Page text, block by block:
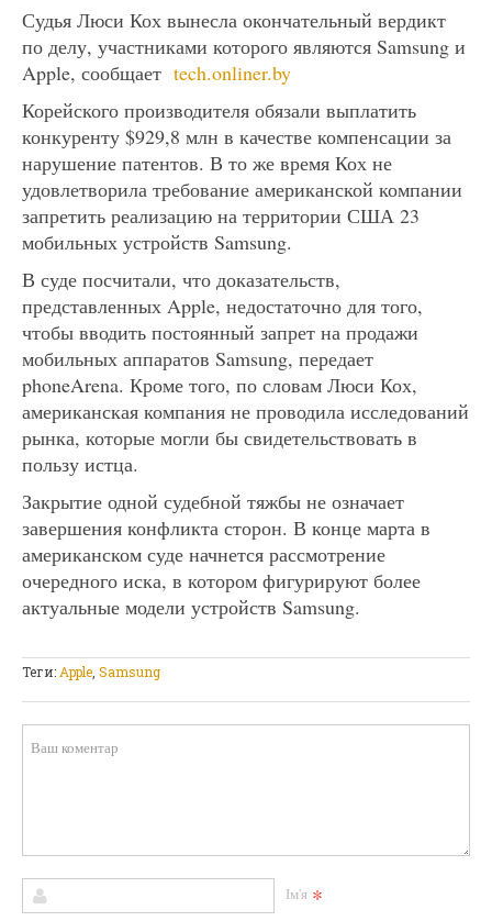
Судья Люси Кох вынесла окончательный вердикт
по делу, участниками которого являются Samsung и
Apple, сообщает tech.onliner.by
Корейского производителя обязали выплатить
конкуренту $929,8 млн в качестве компенсации за
нарушение патентов. В то же время Кох не
удовлетворила требование американской компании
запретить реализацию на территории США 23
мобильных устройств Samsung.
В суде посчитали, что доказательств,
представленных Apple, недостаточно для того,
чтобы вводить постоянный запрет на продажи
мобильных аппаратов Samsung, передает
phoneArena. Кроме того, по словам Люси Кох,
американская компания не проводила исследований
рынка, которые могли бы свидетельствовать в
пользу истца.
Закрытие одной судебной тяжбы не означает
завершения конфликта сторон. В конце марта в
американском суде начнется рассмотрение
очередного иска, в котором фигурируют более
актуальные модели устройств Samsung.
Теги: Apple Samsung
Ім'я *